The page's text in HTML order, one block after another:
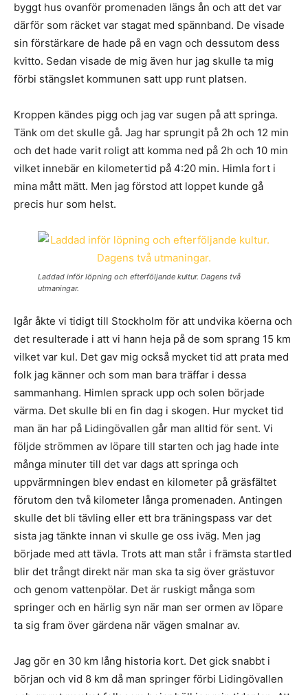
byggt hus ovanför promenaden längs ån och att det var
därför som räcket var stagat med spännband. De visade
sin förstärkare de hade på en vagn och dessutom dess
kvitto. Sedan visade de mig även hur jag skulle ta mig
förbi stängslet kommunen satt upp runt platsen.
Kroppen kändes pigg och jag var sugen på att springa.
Tänk om det skulle gå. Jag har sprungit på 2h och 12 min
och det hade varit roligt att komma ned på 2h och 10 min
vilket innebär en kilometertid på 4:20 min. Himla fort i
mina mått mätt. Men jag förstod att loppet kunde gå
precis hur som helst.
Laddad inför löpning och efterföljande kultur. Dagens två
utmaningar.
Igår åkte vi tidigt till Stockholm för att undvika köerna och
det resulterade i att vi hann heja på de som sprang 15 km
vilket var kul. Det gav mig också mycket tid att prata med
folk jag känner och som man bara träffar i dessa
sammanhang. Himlen sprack upp och solen började
värma. Det skulle bli en fin dag i skogen. Hur mycket tid
man än har på Lidingövallen går man alltid för sent. Vi
följde strömmen av löpare till starten och jag hade inte
många minuter till det var dags att springa och
uppvärmningen blev endast en kilometer på gräsfältet
förutom den två kilometer långa promenaden. Antingen
skulle det bli tävling eller ett bra träningspass var det
sista jag tänkte innan vi skulle ge oss iväg. Men jag
började med att tävla. Trots att man står i främsta startled
blir det trångt direkt när man ska ta sig över grästuvor
och genom vattenpölar. Det är ruskigt många som
springer och en härlig syn när man ser ormen av löpare
ta sig fram över gärdena när vägen smalnar av.
Jag gör en 30 km lång historia kort. Det gick snabbt i
början och vid 8 km då man springer förbi Lidingövallen